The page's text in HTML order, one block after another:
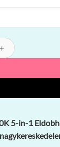
5-in-1
5-in-1